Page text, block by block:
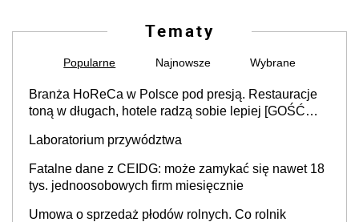
Tematy
Popularne Najnowsze Wybrane
Branża HoReCa w Polsce pod presją. Restauracje
toną w długach, hotele radzą sobie lepiej [GOŚĆ
Laboratorium przywództwa
Fatalne dane z CEIDG: może zamykać się nawet 18
tys. jednoosobowych firm miesięcznie
Umowa o sprzedaż płodów rolnych. Co rolnik